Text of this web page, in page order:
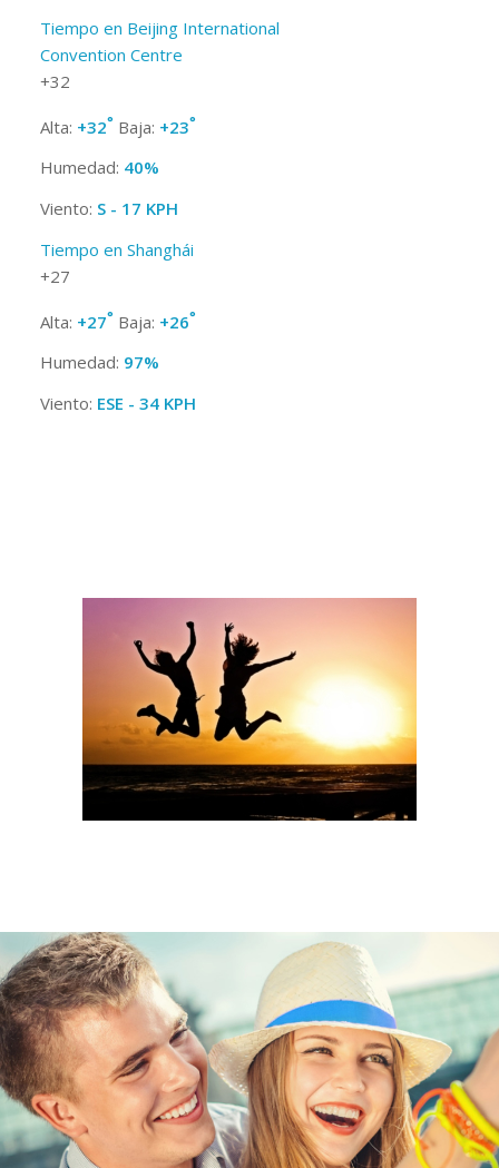
Tiempo en Beijing International
Convention Centre
+32
Alta: +32° Baja: +23°
Humedad: 40%
Viento: S - 17 KPH
Tiempo en Shanghái
+27
Alta: +27° Baja: +26°
Humedad: 97%
Viento: ESE - 34 KPH